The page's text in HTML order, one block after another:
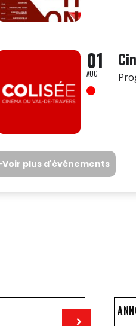
01
AUG
Voir plus d'événements